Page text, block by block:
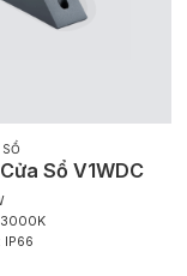
Sổ V1WDC
3000K
IP66